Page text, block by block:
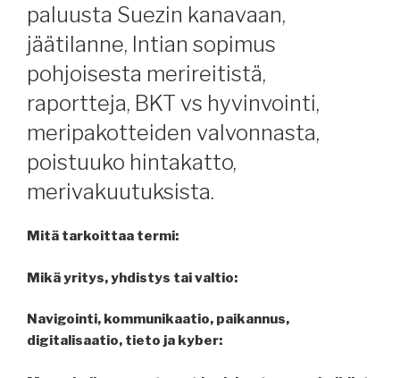
paluusta Suezin kanavaan,
jäätilanne, Intian sopimus
pohjoisesta merireitistä,
raportteja, BKT vs hyvinvointi,
meripakotteiden valvonnasta,
poistuuko hintakatto,
merivakuutuksista.
Mitä tarkoittaa termi:
Mikä yritys, yhdistys tai valtio:
Navigointi, kommunikaatio, paikannus,
digitalisaatio, tieto ja kyber: